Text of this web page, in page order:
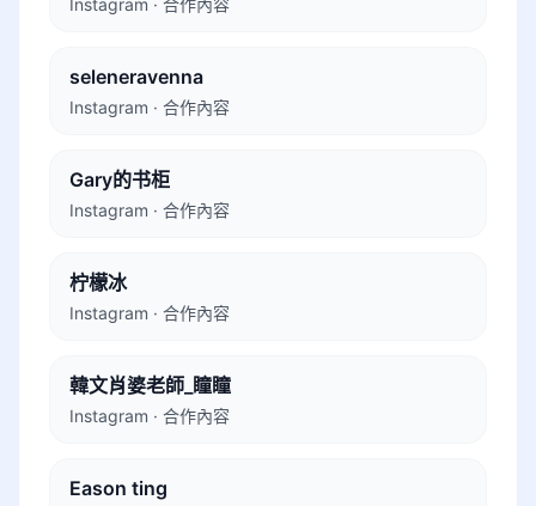
seleneravenna
Instagram · 合作內容
Gary的书柜
Instagram · 合作內容
柠檬冰
Instagram · 合作內容
韓文肖婆老師_瞳瞳
Instagram · 合作內容
Eason ting